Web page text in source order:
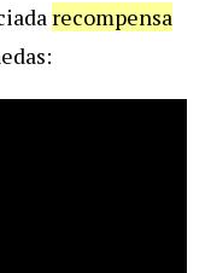
recompensa